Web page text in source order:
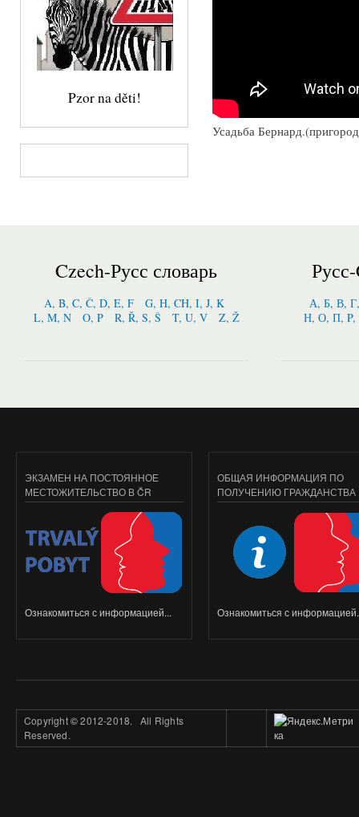
Pzor na děti!
Усадьба
Czech-Русс словарь
A, B, C, Č, D, E, F
G, H, CH, I, J, K
L, M, N
O, P R, Ř, S, Š T, U, V Z, Ž
А, Б, В,
Н, О, П,
ЭКЗАМЕН НА ПОСТОЯННОЕ
МЕСТОЖИТЕЛЬСТВО В ČR
Ознакомиться с информацией...
ОБЩАЯ ИНФОРМАЦИЯ ПО
ПОЛУЧЕНИЮ ГРАЖДАНСТВА
Ознакомиться с
Copyright©2012-2018. All Rights
Reserved.